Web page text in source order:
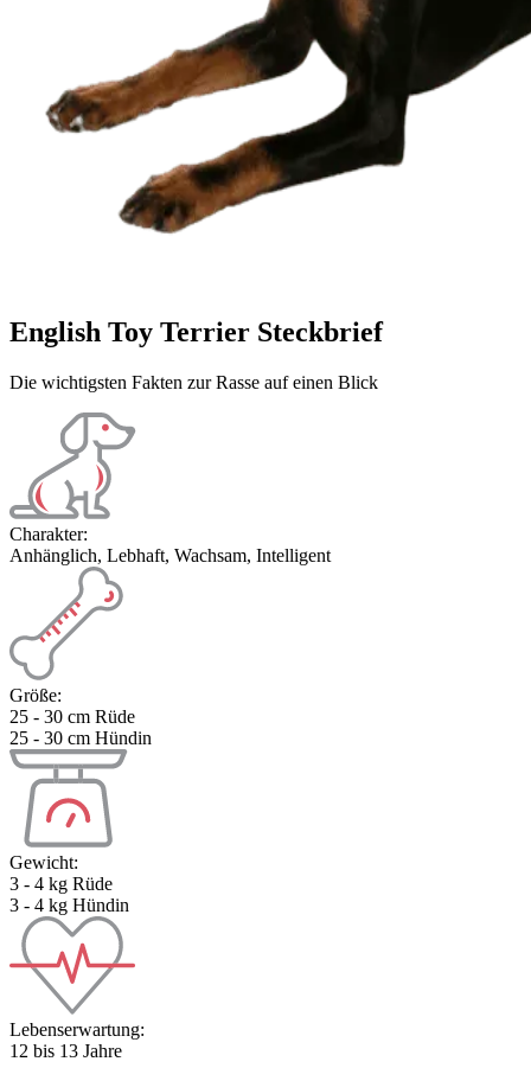
English Toy Terrier Steckbrief
Die wichtigsten Fakten zur Rasse auf einen Blick
Charakter:
Anhänglich, Lebhaft, Wachsam, Intelligent
Größe:
25 - 30 cm Rüde
25 - 30 cm Hündin
Gewicht:
3 - 4 kg Rüde
3 - 4 kg Hündin
Lebenserwartung:
12 bis 13 Jahre